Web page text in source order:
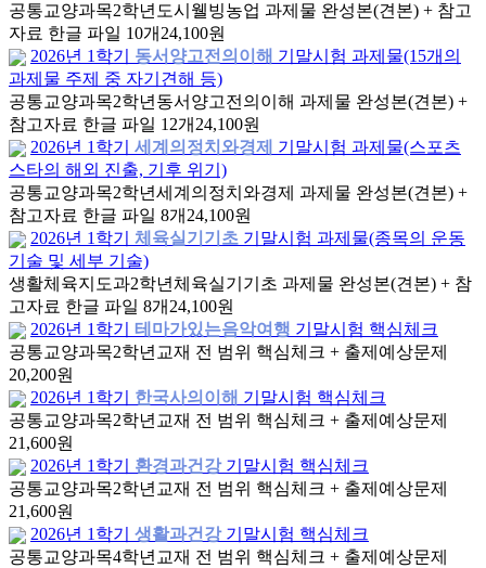
공통교양과목2학년 도시웰빙농업 과제물 완성본(견본) + 참고
자료 한글 파일 10개 24,100원
2026년 1학기
동서양고전의이해 기말시험 과제물(15개의
과제물 주제 중 자기견해 등)
공통교양과목2학년 동서양고전의이해 과제물 완성본(견본) +
참고자료 한글 파일 12개 24,100원
2026년 1학기
세계의정치와경제 기말시험 과제물(스포츠
스타의 해외 진출, 기후 위기)
공통교양과목2학년세계의정치와경제 과제물 완성본(견본) +
참고자료 한글 파일 8개 24,100원
2026년 1학기
체육실기기초 기말시험 과제물(종목의 운동
기술 및 세부 기술)
생활체육지도과2학년 체육실기기초 과제물 완성본(견본) + 참
고자료 한글 파일 8개 24,100원
2026년 1학기
테마가있는음악여행 기말시험 핵심체크
공통교양과목2학년 교재 전 범위 핵심체크 + 출제예상문제
20,200원
2026년 1학기
한국사의이해 기말시험 핵심체크
공통교양과목2학년 교재 전 범위 핵심체크 + 출제예상문제
21,600원
2026년 1학기
환경과건강 기말시험 핵심체크
공통교양과목2학년 교재 전 범위 핵심체크 + 출제예상문제
21,600원
2026년 1학기
생활과건강 기말시험 핵심체크
공통교양과목4학년 교재 전 범위 핵심체크 + 출제예상문제